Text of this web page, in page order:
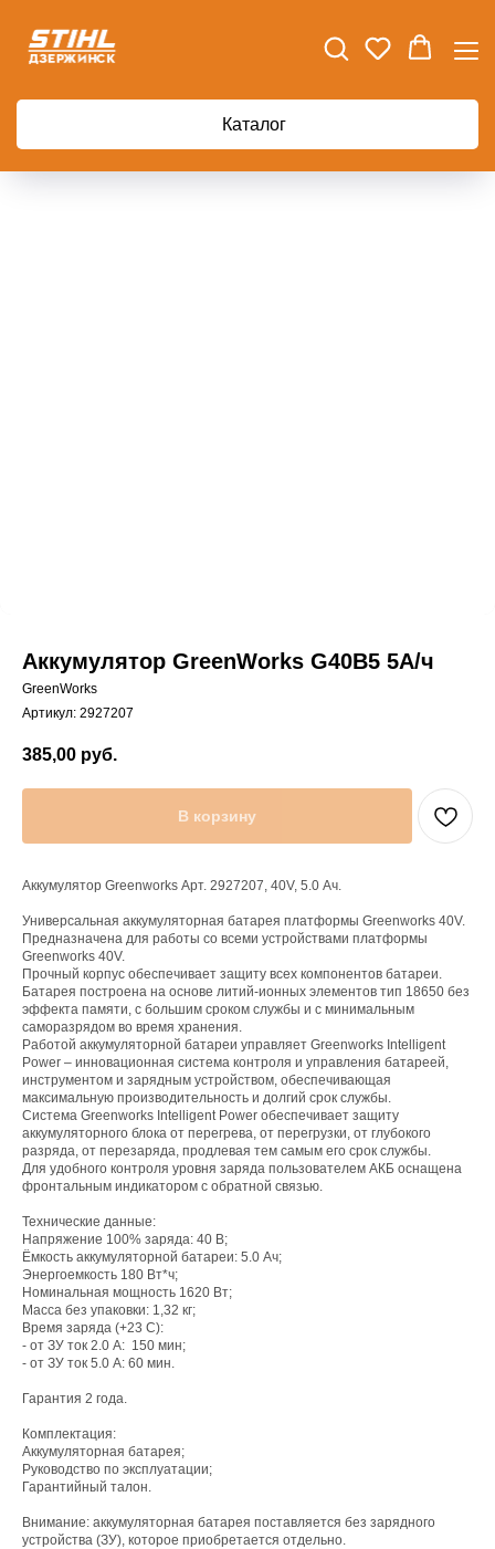
Каталог
Аккумулятор GreenWorks G40B5 5А/ч
GreenWorks
Артикул: 2927207
385,00 руб.
В корзину
Аккумулятор Greenworks Арт. 2927207, 40V, 5.0 Ач.
Универсальная аккумуляторная батарея платформы Greenworks 40V.
Предназначена для работы со всеми устройствами платформы
Greenworks 40V.
Прочный корпус обеспечивает защиту всех компонентов батареи.
Батарея построена на основе литий-ионных элементов тип 18650 без
эффекта памяти, с большим сроком службы и с минимальным
саморазрядом во время хранения.
Работой аккумуляторной батареи управляет Greenworks Intelligent
Power – инновационная система контроля и управления батареей,
инструментом и зарядным устройством, обеспечивающая
максимальную производительность и долгий срок службы.
Система Greenworks Intelligent Power обеспечивает защиту
аккумуляторного блока от перегрева, от перегрузки, от глубокого
разряда, от перезаряда, продлевая тем самым его срок службы.
Для удобного контроля уровня заряда пользователем АКБ оснащена
фронтальным индикатором с обратной связью.
Технические данные:
Напряжение 100% заряда: 40 В;
Ёмкость аккумуляторной батареи: 5.0 Ач;
Энергоемкость 180 Вт*ч;
Номинальная мощность 1620 Вт;
Масса без упаковки: 1,32 кг;
Время заряда (+23 С):
- от ЗУ ток 2.0 А: 150 мин;
- от ЗУ ток 5.0 А: 60 мин.
Гарантия 2 года.
Комплектация:
Аккумуляторная батарея;
Руководство по эксплуатации;
Гарантийный талон.
Внимание: аккумуляторная батарея поставляется без зарядного
устройства (ЗУ), которое приобретается отдельно.